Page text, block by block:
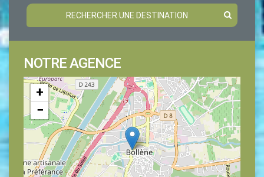
RECHERCHER UNE DESTINATION
NOTRE AGENCE
+
−